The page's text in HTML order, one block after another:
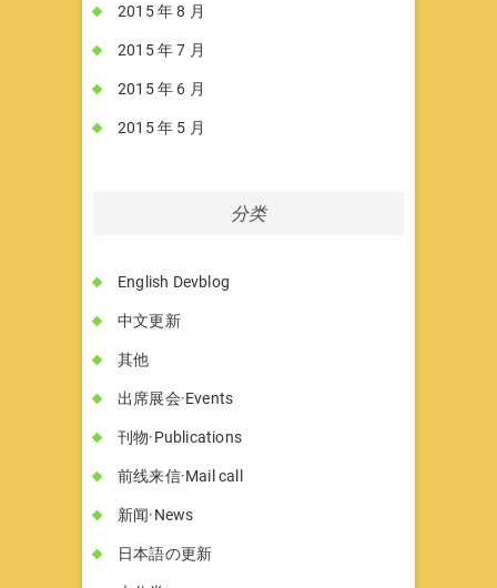
2015 年 8 月
2015 年 7 月
2015 年 6 月
2015 年 5 月
分类
English Devblog
中文更新
其他
出席展会·Events
刊物·Publications
前线来信·Mail call
新闻·News
日本語の更新